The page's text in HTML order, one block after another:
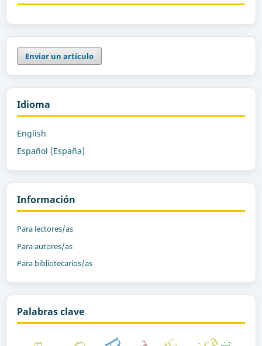
Enviar un artículo
Idioma
English
Español (España)
Información
Para lectores/as
Para autores/as
Para bibliotecarios/as
Palabras clave